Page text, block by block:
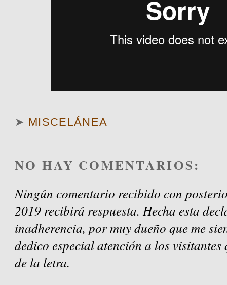
➤ MISCELÁNEA
NO HAY COMENTARIOS:
Ningún comentario recibido con
2019 recibirá respuesta. Hecha esta
inadherencia, por muy dueño que me
dedico especial atención a los
de la letra.